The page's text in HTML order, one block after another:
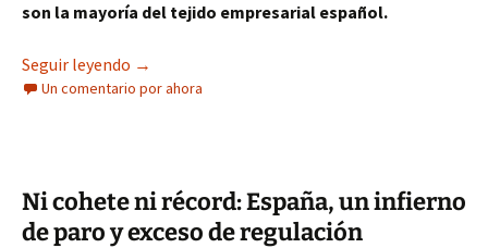
son la mayoría del tejido empresarial español.
Seguir leyendo El exceso de regulación, una bota en el cuello
→
Un comentario por ahora
Ni cohete ni récord: España, un infierno
de paro y exceso de regulación